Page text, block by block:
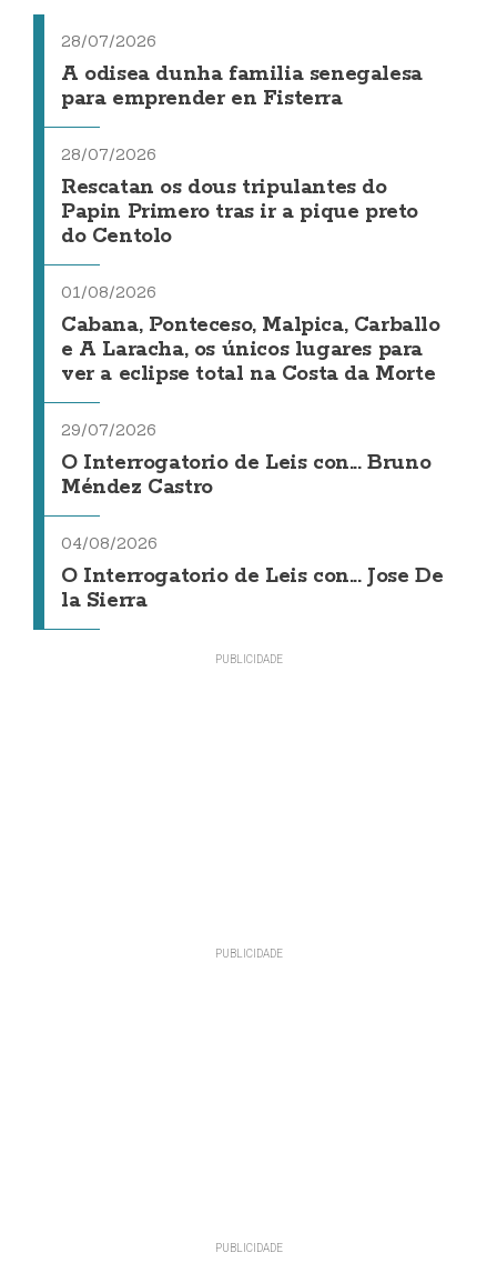
28/07/2026
A odisea dunha familia senegalesa
para emprender en Fisterra
28/07/2026
Rescatan os dous tripulantes do
Papin Primero tras ir a pique preto
do Centolo
01/08/2026
Cabana, Ponteceso, Malpica, Carballo
e A Laracha, os únicos lugares para
ver a eclipse total na Costa da Morte
29/07/2026
O Interrogatorio de Leis con... Bruno
Méndez Castro
04/08/2026
O Interrogatorio de Leis con... Jose De
la Sierra